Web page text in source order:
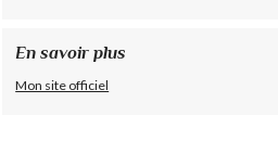
En savoir plus
Mon site officiel